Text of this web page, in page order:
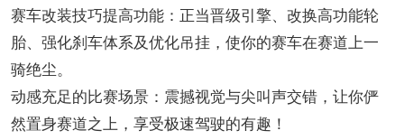
赛车改装技巧提高功能：正当晋级引擎、改换高功能轮
胎、强化刹车体系及优化吊挂，使你的赛车在赛道上一
骑绝尘。
动感充足的比赛场景：震撼视觉与尖叫声交错，让你俨
然置身赛道之上，享受极速驾驶的有趣！